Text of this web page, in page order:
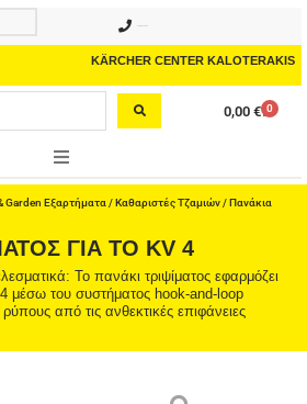
KÄRCHER CENTER KALOTERAKIS
0,00 € 0
Cart
Garden Εξαρτήματα /Καθαριστές Τζαμιών/ Πανάκια
ΓΙΑ ΤΟ KV 4
Το πανάκι τριψίματος εφαρμόζει
μέσω του συστήματος hook-and-loop
από τις ανθεκτικές επιφάνειες